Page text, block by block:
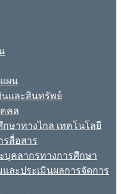
ผน
นและสินทรัพย์
คล
กษาทางไกล เทคโนโลยี
รสื่อสาร
คลากรทางการศึกษา
ละประเมินผลการจัดการ